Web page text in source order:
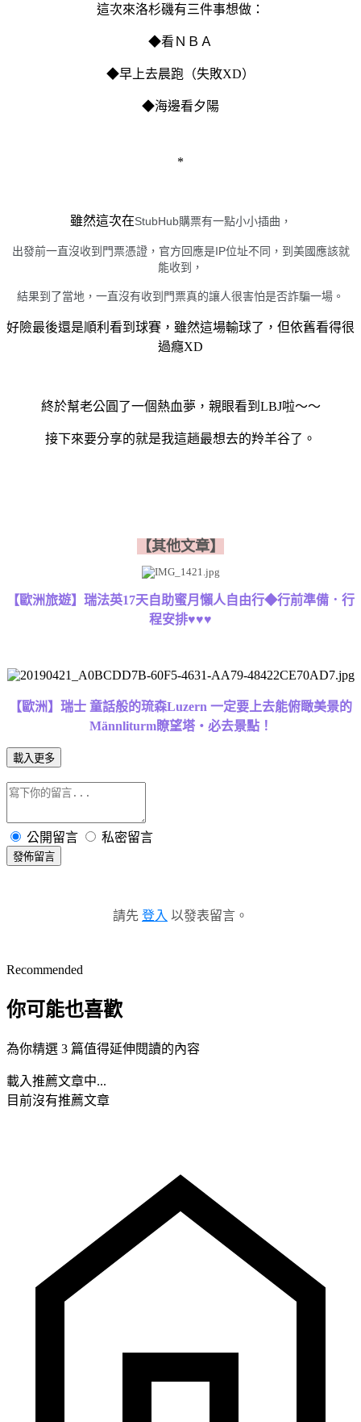
這次來洛杉磯有三件事想做：
◆看ＮＢＡ
◆早上去晨跑（失敗XD）
◆海邊看夕陽
*
雖然這次在StubHub購票有一點小小插曲，
出發前一直沒收到門票憑證，官方回應是IP位址不同，到美國應該就
能收到，
結果到了當地，一直沒有收到門票真的讓人很害怕是否詐騙一場。
好險最後還是順利看到球賽，雖然這場輸球了，但依舊看得很
過癮XD
終於幫老公圓了一個熱血夢，親眼看到LBJ啦～～
接下來要分享的就是我這趟最想去的羚羊谷了。
【其他文章】
【歐洲旅遊】瑞法英17天自助蜜月懶人自由行◆行前準備．行
程安排♥♥♥
【歐洲】瑞士 童話般的琉森Luzern 一定要上去能俯瞰美景的
Männliturm瞭望塔‧必去景點！
載入更多
公開留言 私密留言
發佈留言
請先 登入 以發表留言。
Recommended
你可能也喜歡
為你精選 3 篇值得延伸閱讀的內容
載入推薦文章中...
目前沒有推薦文章